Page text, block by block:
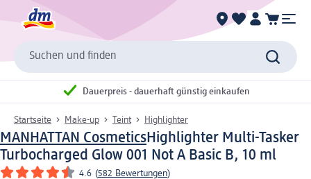
Suchen und finden
Dauerpreis - dauerhaft günstig einkaufen
Startseite Make-up Teint Highlighter
MANHATTAN CosmeticsHighlighter Multi-Tasker
Turbocharged Glow 001 Not A Basic B, 10 ml
4.6 (582 Bewertungen)